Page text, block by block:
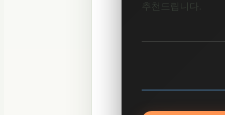
추천드립니다.